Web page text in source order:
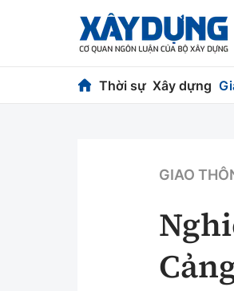
Thời sự Xây dựng
Chuyện dọc đường
GIAO